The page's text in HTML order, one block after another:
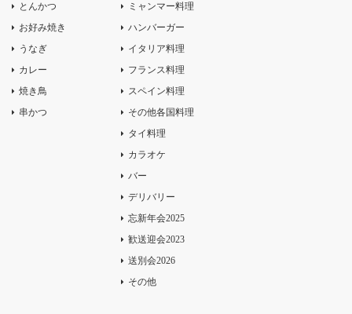
とんかつ
お好み焼き
うなぎ
カレー
焼き鳥
串かつ
ミャンマー料理
ハンバーガー
イタリア料理
フランス料理
スペイン料理
その他各国料理
タイ料理
カラオケ
バー
デリバリー
忘新年会2025
歓送迎会2023
送別会2026
その他